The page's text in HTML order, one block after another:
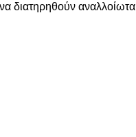
διατηρηθούν αναλλοίωτα